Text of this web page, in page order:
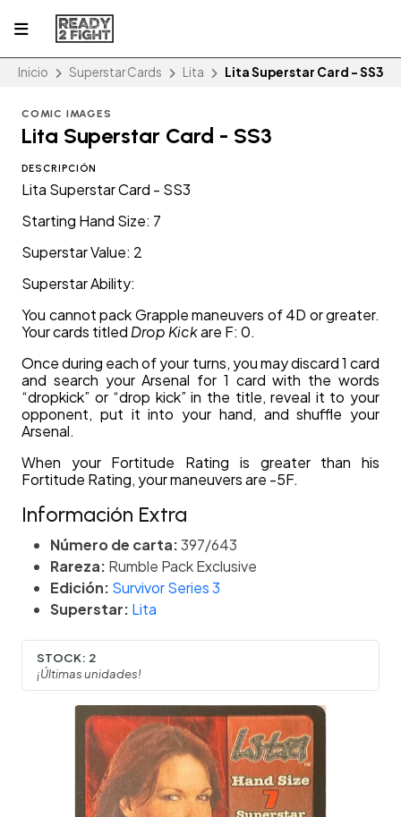
Inicio Superstar Cards Lita Lita Superstar Card - SS3
COMIC IMAGES
Lita Superstar Card - SS3
DESCRIPCIÓN
Lita Superstar Card - SS3
Starting Hand Size: 7
Superstar Value: 2
Superstar Ability:
You cannot pack Grapple maneuvers of 4D or greater.
Your cards titled Drop Kickare F: 0.
Once during each of your turns, you may discard 1 card
and search your Arsenal for 1 card with the words
“dropkick” or “drop kick” in the title, reveal it to your
opponent, put it into your hand, and shuffle your
Arsenal.
When your Fortitude Rating is greater than his
Fortitude Rating, your maneuvers are -5F.
Información Extra
Número de carta:397/643
Rareza: Rumble Pack Exclusive
Edición: Survivor Series 3
Superstar: Lita
STOCK: 2
¡Últimas unidades!